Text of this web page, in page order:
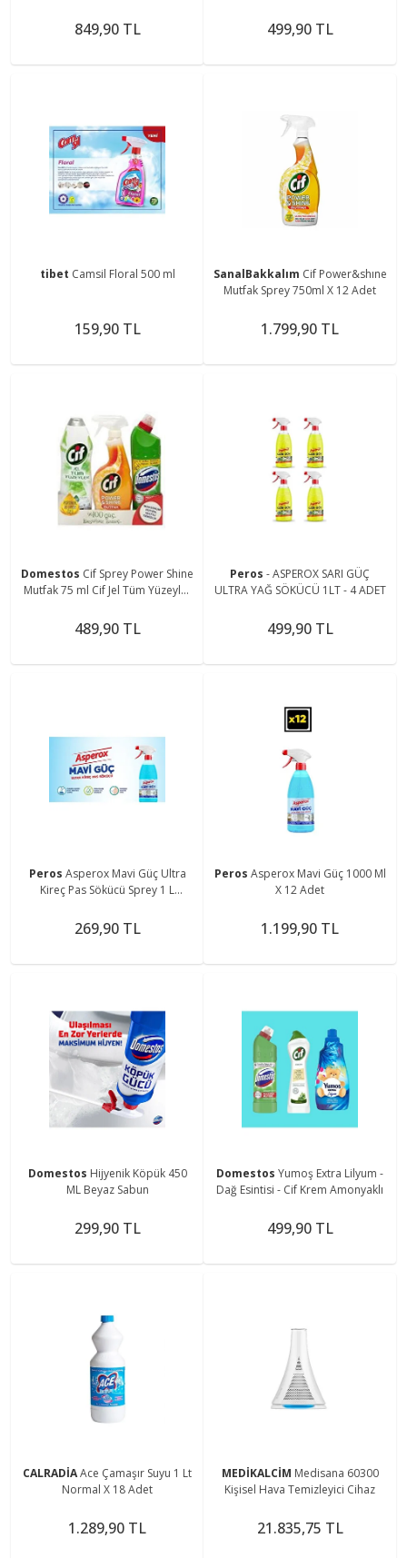
849,90 TL 499,90 TL
tibet Camsil Floral 500 ml
159,90 TL
SanalBakkalım Cif Power&shıne
Mutfak Sprey 750ml X 12 Adet
1.799,90 TL
Domestos Cif Sprey Power Shine
Mutfak 75 ml Cif Jel Tüm Yüzeyler
489,90 TL
Peros - ASPEROX SARI GÜÇ
ULTRA YAĞ SÖKÜCÜ 1LT - 4 ADET
499,90 TL
Peros Asperox Mavi Güç Ultra
Kireç Pas Sökücü Sprey 1 L
269,90 TL
Peros Asperox Mavi Güç 1000 Ml
X 12 Adet
1.199,90 TL
Domestos Hijyenik Köpük 450
ML Beyaz Sabun
299,90 TL
Domestos Yumoş Extra Lilyum -
Dağ Esintisi - Cif Krem Amonyaklı
499,90 TL
CALRADİAAce Çamaşır Suyu 1 Lt
Normal X 18 Adet
1.289,90 TL
MEDİKALCİM Medisana 60300
Kişisel Hava Temizleyici Cihaz
21.835,75 TL